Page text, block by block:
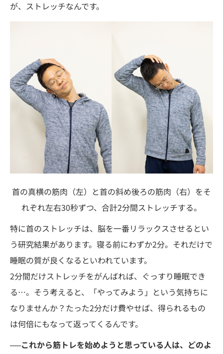
が、ストレッチなんです。
首の真横の筋肉（左）と首の斜め後ろの筋肉（右）をそ
れぞれ左右30秒ずつ、合計2分間ストレッチする。
特に首のストレッチは、脳を一番リラックスさせるとい
う研究結果があります。寝る前にわずか2分。それだけで
睡眠の質が良くなるといわれています。
2分間だけストレッチをがんばれば、ぐっすり睡眠でき
る…。そう考えると、「やってみよう」という気持ちに
なりませんか？たった2分だけ費やせば、得られるもの
は何倍にもなって返ってくるんです。
──これから筋トレを始めようと思っている人は、どのよ